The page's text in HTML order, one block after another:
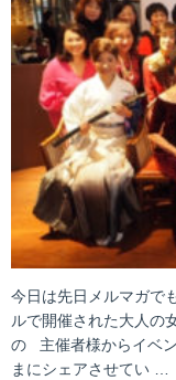
今日は先日メルマガで
ルで開催された大人の
の 主催者様からイベ
まにシェアさせてい …